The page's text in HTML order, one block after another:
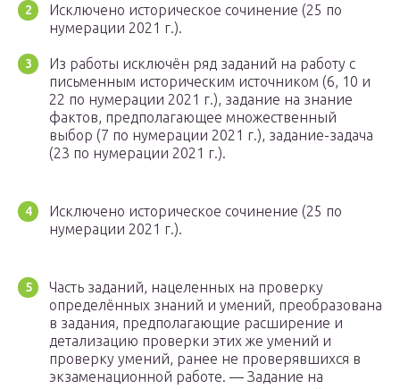
Исключено историческое сочинение (25 по
нумерации 2021 г.).
Из работы исключён ряд заданий на работу с
письменным историческим источником (6, 10 и
22 по нумерации 2021 г.), задание на знание
фактов, предполагающее множественный
выбор (7 по нумерации 2021 г.), задание-задача
(23 по нумерации 2021 г.).
Исключено историческое сочинение (25 по
нумерации 2021 г.).
Часть заданий, нацеленных на проверку
определённых знаний и умений, преобразована
в задания, предполагающие расширение и
детализацию проверки этих же умений и
проверку умений, ранее не проверявшихся в
экзаменационной работе. — Задание на